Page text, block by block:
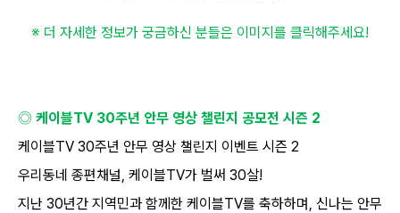
※ 더 자세한 정보가 궁금하신 분들은 이미지를 클릭해주세요!
◎ 케이블TV 30주년 안무 영상 챌린지 공모전 시즌 2
케이블TV 30주년 안무 영상 챌린지 이벤트 시즌 2
우리동네 종편채널, 케이블TV가 벌써 30살!
지난 30년간 지역민과 함께한 케이블TV를 축하하며, 신나는 안무